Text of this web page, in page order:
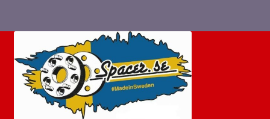
navigering
innehåll